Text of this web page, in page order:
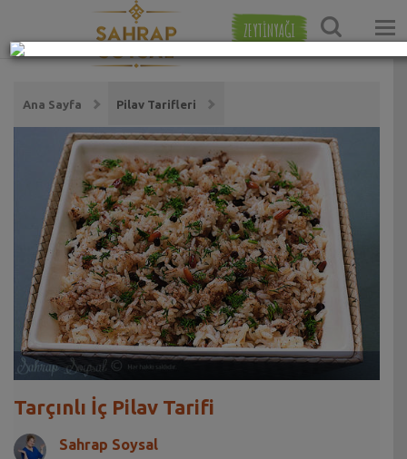
ZEYTİNYAĞI
Ana Sayfa Pilav Tarifleri
Tarçınlı İç Pilav Tarifi
Sahrap Soysal